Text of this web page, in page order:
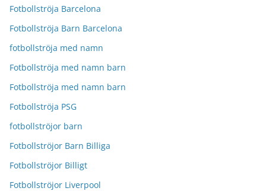
Fotbollströja Barcelona
Fotbollströja Barn Barcelona
fotbollströja med namn
Fotbollströja med namn barn
Fotbollströja med namn barn
Fotbollströja PSG
fotbollströjor barn
Fotbollströjor Barn Billiga
Fotbollströjor Billigt
Fotbollströjor Liverpool